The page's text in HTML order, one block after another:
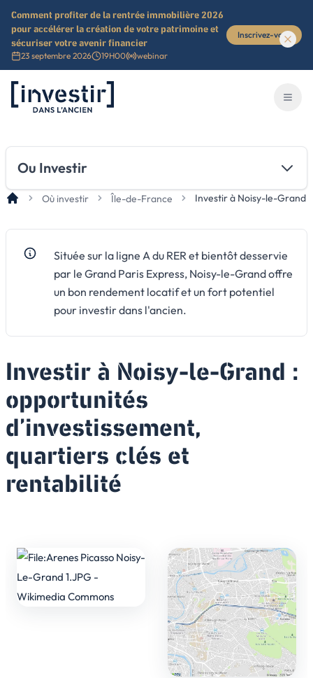
Comment profiter de la rentrée immobilière 2026
pour accélérer la création de votre patrimoine et
sécuriser votre avenir financier
23 septembre 2026 19H00 webinar
Inscrivez-vous
Investir dans l'ancien
Ou Investir
Où investir Île-de-France Investir à Noisy-le-Grand
Située sur la ligne A du RER et bientôt desservie
par le Grand Paris Express, Noisy-le-Grand offre
un bon rendement locatif et un fort potentiel
pour investir dans l'ancien.
Investir à Noisy-le-Grand :
opportunités
d’investissement,
quartiers clés et
rentabilité